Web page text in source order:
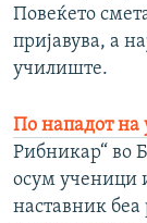
Повеќето
пријавува, а
училиште.
По нападот на
Рибникар“ во
осум ученици
наставник